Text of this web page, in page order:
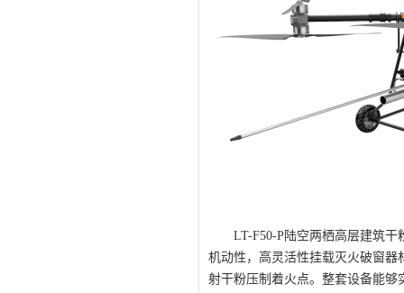
LT-F50-P陆空两栖高层建筑
机动性，高灵活性挂载灭火破窗
射干粉压制着火点。整套设备能